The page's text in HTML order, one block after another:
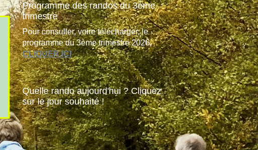
Programme des randos du 3ème
trimestre
Pour consulter, voire télécharger, le
programme du 3ème trimestre 2026,
CLIQUER ICI
Quelle rando aujourd'hui ? Cliquez
sur le jour souhaité !